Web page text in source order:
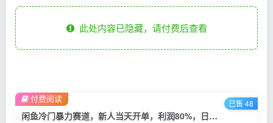
此处内容已隐藏，请付费后查看
闲鱼冷门暴力赛道，新人当天开单，利润80%，日入1000+
付费阅读 已售 48